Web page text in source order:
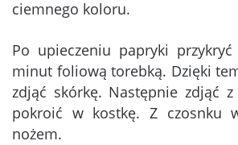
ciemnego koloru.
Po upieczeniu papryki
minut foliową torebką. Dzięki
zdjąć skórkę. Następnie zdjąć
pokroić w kostkę. Z czosnku
nożem.